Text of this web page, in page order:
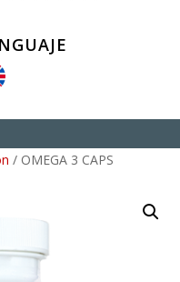
/ OMEGA 3 CAPS